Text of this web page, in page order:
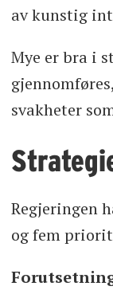
av kunstig
Mye er bra i
svakheter
Regjeringen
og fem